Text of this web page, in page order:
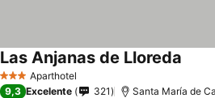
3 EstrelasAparthotel
Las Anjanas de Lloreda
9,3 Excelente 321 Santa María de